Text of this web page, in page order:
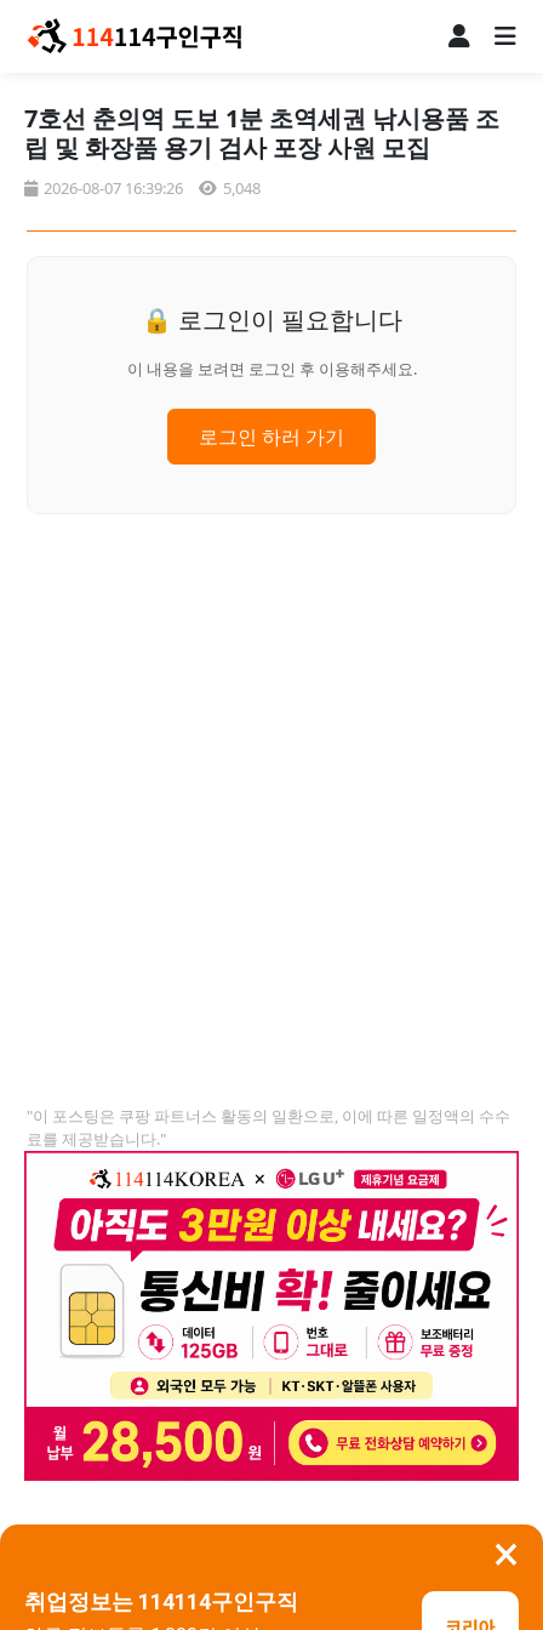
×
취업정보는 114114구인구직
7호선 춘의역 도보 1분 초역세권 낚시용품 조
립 및 화장품 용기 검사 포장 사원 모집
2026-08-07 16:39:26 5,048
🔒 로그인이 필요합니다
이 내용을 보려면 로그인 후 이용해주세요.
로그인 하러 가기
"이 포스팅은 쿠팡 파트너스 활동의 일환으로, 이에 따른 일정액의 수수
료를 제공받습니다."